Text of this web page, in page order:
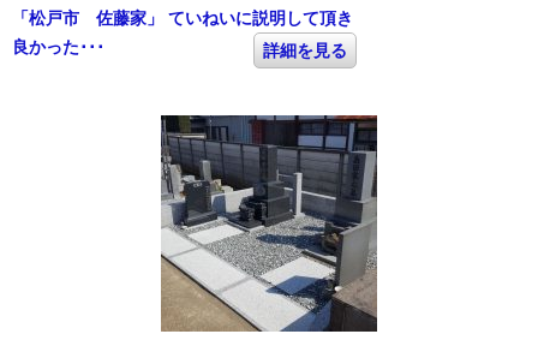
「松戸市 佐藤家」 ていねいに説明して頂き
良かった･･･
詳細を見る